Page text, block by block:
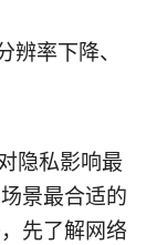
率下降、
隐私影响最
景最合适的
先了解网络